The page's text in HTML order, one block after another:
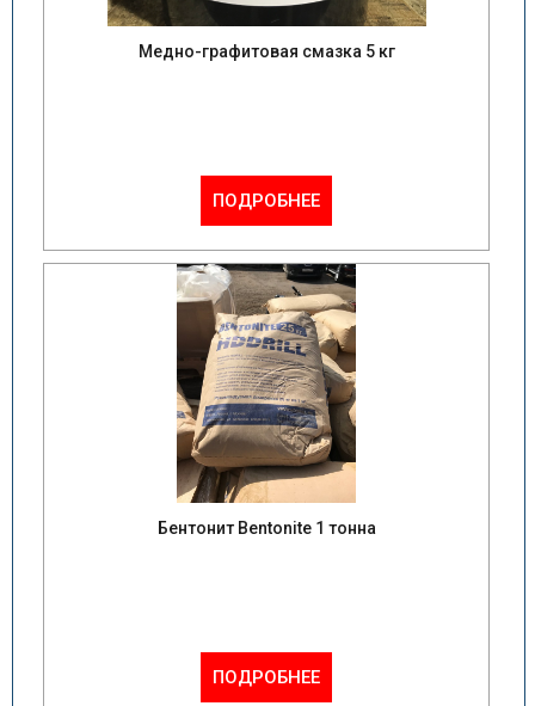
Медно-графитовая смазка 5 кг
ПОДРОБНЕЕ
Бентонит Bentonite 1 тонна
ПОДРОБНЕЕ